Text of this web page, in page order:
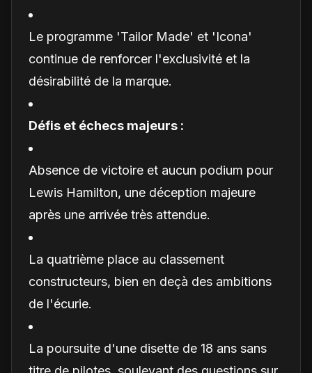
Le programme 'Tailor Made' et 'Icona'
continue de renforcer l'exclusivité et la
désirabilité de la marque.
Défis et échecs majeurs :
Absence de victoire et aucun podium pour
Lewis Hamilton, une déception majeure
après une arrivée très attendue.
La quatrième place au classement
constructeurs, bien en deçà des ambitions
de l'écurie.
La poursuite d'une disette de 18 ans sans